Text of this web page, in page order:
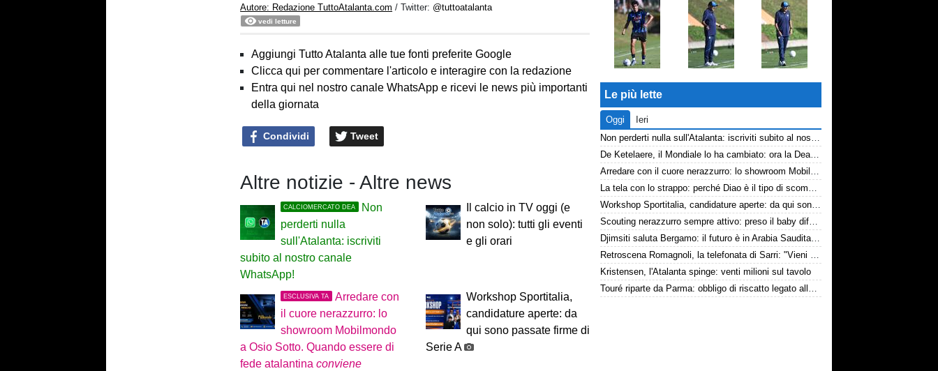
Autore: Redazione TuttoAtalanta.com / Twitter: @tuttoatalanta
vedi letture
Aggiungi Tutto Atalanta alle tue fonti preferite Google
Clicca qui per commentare l'articolo e interagire con la redazione
Entra qui nel nostro canale WhatsApp e ricevi le news più importanti
della giornata
Condividi Tweet
Altre notizie - Altre news
CALCIOMERCATO DEA
Non
perderti nulla
sull'Atalanta: iscriviti
subito al nostro canale
WhatsApp!
Il calcio in TV oggi (e
non solo): tutti gli eventi
e gli orari
ESCLUSIVA TA
Arredare con
il cuore nerazzurro: lo
showroom Mobilmondo
a Osio Sotto. Quando essere di
fede atalantinaconviene
Workshop Sportitalia,
candidature aperte: da
qui sono passate firme di
Serie A
Le più lette
Oggi
Ieri
Non perderti nulla sull'Atalanta: iscriviti subito al nostro canale WhatsApp!
De Ketelaere, il Mondiale lo ha cambiato: ora la Dea riparte da lui
Arredare con il cuore nerazzurro: lo showroom Mobilmondo a Osio Sotto. Quando essere di fede atalantina conviene
La tela con lo strappo: perché Diao è il tipo di scommessa che Giuntoli ama
Workshop Sportitalia, candidature aperte: da qui sono passate firme di Serie A
Scouting nerazzurro sempre attivo: preso il baby difensore 2010 Levačić
Djimsiti saluta Bergamo: il futuro è in Arabia Saudita! Tre milioni e firma biennale
Retroscena Romagnoli, la telefonata di Sarri: "Vieni con me a Bergamo"
Kristensen, l'Atalanta spinge: venti milioni sul tavolo
Touré riparte da Parma: obbligo di riscatto legato alla salvezza